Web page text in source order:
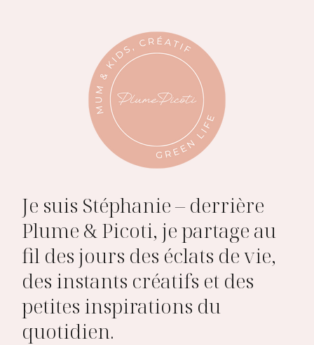
Je suis Stéphanie – derrière
Plume & Picoti, je partage au
fil des jours des éclats de vie,
des instants créatifs et des
petites inspirations du
quotidien.